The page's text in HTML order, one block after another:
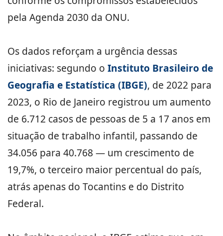
pela Agenda 2030 da ONU.
Os dados reforçam a urgência dessas
iniciativas: segundo o Instituto Brasileiro de
Geografia e Estatística (IBGE), de 2022 para
2023, o Rio de Janeiro registrou um aumento
de 6.712 casos de pessoas de 5 a 17 anos em
situação de trabalho infantil, passando de
34.056 para 40.768 — um crescimento de
19,7%, o terceiro maior percentual do país,
atrás apenas do Tocantins e do Distrito
Federal.